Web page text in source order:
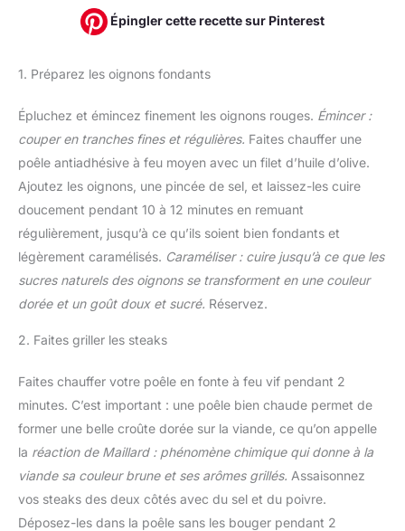
Épingler cette recette sur Pinterest
1. Préparez les oignons fondants
Épluchez et émincez finement les oignons rouges. Émincer :
couper en tranches fines et régulières. Faites chauffer une
poêle antiadhésive à feu moyen avec un filet d’huile d’olive.
Ajoutez les oignons, une pincée de sel, et laissez-les cuire
doucement pendant 10 à 12 minutes en remuant
régulièrement, jusqu’à ce qu’ils soient bien fondants et
légèrement caramélisés. Caraméliser : cuire jusqu’à ce que les
sucres naturels des oignons se transforment en une couleur
dorée et un goût doux et sucré. Réservez.
2. Faites griller les steaks
Faites chauffer votre poêle en fonte à feu vif pendant 2
minutes. C’est important : une poêle bien chaude permet de
former une belle croûte dorée sur la viande, ce qu’on appelle
la réaction de Maillard : phénomène chimique qui donne à la
viande sa couleur brune et ses arômes grillés. Assaisonnez
vos steaks des deux côtés avec du sel et du poivre.
Déposez-les dans la poêle sans les bouger pendant 2